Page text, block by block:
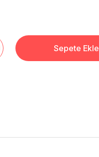
Sepete Ekle